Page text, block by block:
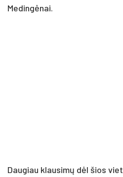
Medingėnai.
Dau­giau klau­si­mų dėl šios